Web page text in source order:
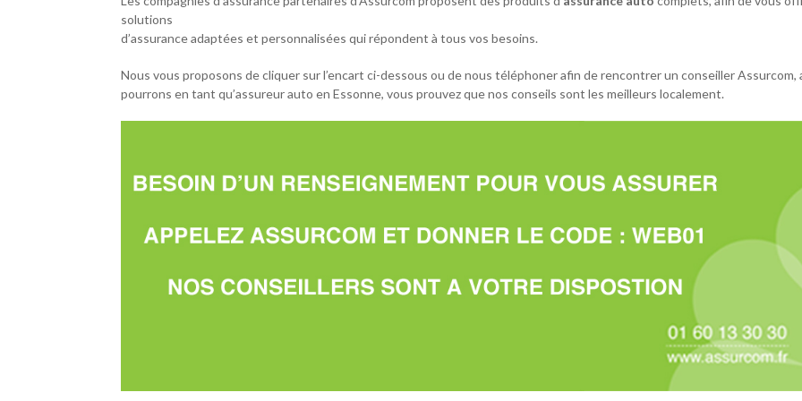
solutions
d’assurance adaptées et personnalisées qui répondent à tous vos besoins.
Nous vous proposons de cliquer sur l’encart ci-dessous ou de nous téléphoner afin de rencontrer un conseiller Assurcom,
pourrons en tant qu’assureur auto en Essonne, vous prouvez que nos conseils sont les meilleurs localement.